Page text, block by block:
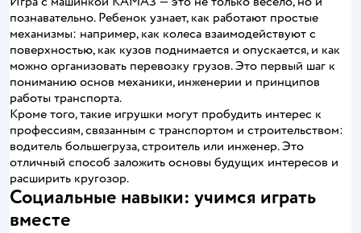
познавательно. Ребенок узнает, как работают простые
механизмы: например, как колеса взаимодействуют с
поверхностью, как кузов поднимается и опускается, и как
можно организовать перевозку грузов. Это первый шаг к
пониманию основ механики, инженерии и принципов
работы транспорта.
Кроме того, такие игрушки могут пробудить интерес к
профессиям, связанным с транспортом и строительством:
водитель большегруза, строитель или инженер. Это
отличный способ заложить основы будущих интересов и
расширить кругозор.
Социальные навыки: учимся играть
вместе